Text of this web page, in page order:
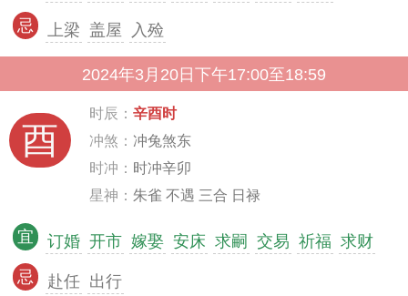
忌 上梁 盖屋 入殓
2024年3月20日下午17:00至18:59
酉
时辰： 辛酉时
冲煞： 冲兔煞东
时冲： 时冲辛卯
星神： 朱雀 不遇 三合 日禄
宜 订婚 开市 嫁娶 安床 求嗣 交易 祈福 求财
忌 赴任 出行